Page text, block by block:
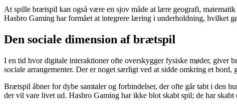
At spille brætspil kan også være en sjov måde at lære geografi,
Hasbro Gaming har formået at integrere læring i underholdning, hvilket
Den sociale dimension af brætspil
I en tid hvor digitale interaktioner ofte overskygger fysiske møder, giver
sociale arrangementer. Der er noget særligt ved at sidde omkring et
Brætspil åbner for dybe samtaler og forbindelser, der ofte går tabt i den
der vil vare livet ud. Hasbro Gaming har ikke blot skabt spil; de har